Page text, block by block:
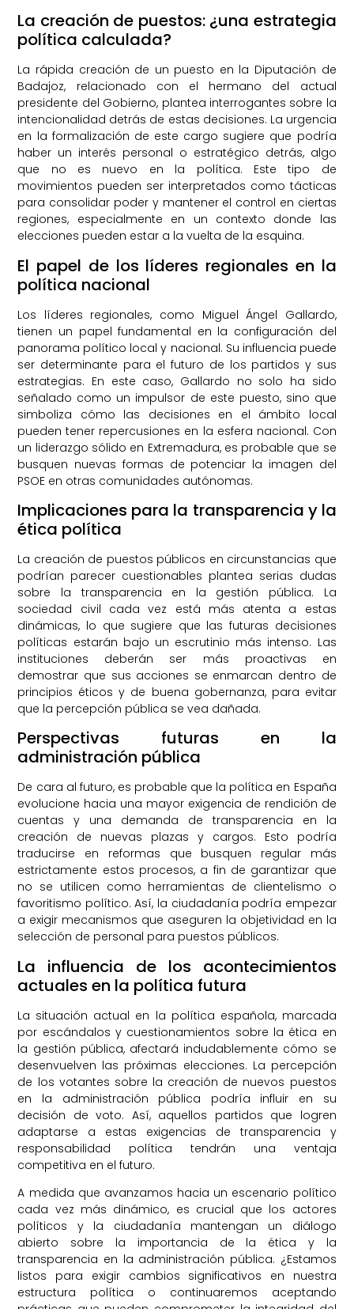
La creación de puestos: ¿una estrategia
política calculada?
La rápida creación de un puesto en la Diputación de
Badajoz, relacionado con el hermano del actual
presidente del Gobierno, plantea interrogantes sobre la
intencionalidad detrás de estas decisiones. La urgencia
en la formalización de este cargo sugiere que podría
haber un interés personal o estratégico detrás, algo
que no es nuevo en la política. Este tipo de
movimientos pueden ser interpretados como tácticas
para consolidar poder y mantener el control en ciertas
regiones, especialmente en un contexto donde las
elecciones pueden estar a la vuelta de la esquina.
El papel de los líderes regionales en la
política nacional
Los líderes regionales, como Miguel Ángel Gallardo,
tienen un papel fundamental en la configuración del
panorama político local y nacional. Su influencia puede
ser determinante para el futuro de los partidos y sus
estrategias. En este caso, Gallardo no solo ha sido
señalado como un impulsor de este puesto, sino que
simboliza cómo las decisiones en el ámbito local
pueden tener repercusiones en la esfera nacional. Con
un liderazgo sólido en Extremadura, es probable que se
busquen nuevas formas de potenciar la imagen del
PSOE en otras comunidades autónomas.
Implicaciones para la transparencia y la
ética política
La creación de puestos públicos en circunstancias que
podrían parecer cuestionables plantea serias dudas
sobre la transparencia en la gestión pública. La
sociedad civil cada vez está más atenta a estas
dinámicas, lo que sugiere que las futuras decisiones
políticas estarán bajo un escrutinio más intenso. Las
instituciones deberán ser más proactivas en
demostrar que sus acciones se enmarcan dentro de
principios éticos y de buena gobernanza, para evitar
que la percepción pública se vea dañada.
Perspectivas futuras en la
administración pública
De cara al futuro, es probable que la política en España
evolucione hacia una mayor exigencia de rendición de
cuentas y una demanda de transparencia en la
creación de nuevas plazas y cargos. Esto podría
traducirse en reformas que busquen regular más
estrictamente estos procesos, a fin de garantizar que
no se utilicen como herramientas de clientelismo o
favoritismo político. Así, la ciudadanía podría empezar
a exigir mecanismos que aseguren la objetividad en la
selección de personal para puestos públicos.
La influencia de los acontecimientos
actuales en la política futura
La situación actual en la política española, marcada
por escándalos y cuestionamientos sobre la ética en
la gestión pública, afectará indudablemente cómo se
desenvuelven las próximas elecciones. La percepción
de los votantes sobre la creación de nuevos puestos
en la administración pública podría influir en su
decisión de voto. Así, aquellos partidos que logren
adaptarse a estas exigencias de transparencia y
responsabilidad política tendrán una ventaja
competitiva en el futuro.
A medida que avanzamos hacia un escenario político
cada vez más dinámico, es crucial que los actores
políticos y la ciudadanía mantengan un diálogo
abierto sobre la importancia de la ética y la
transparencia en la administración pública. ¿Estamos
listos para exigir cambios significativos en nuestra
estructura política o continuaremos aceptando